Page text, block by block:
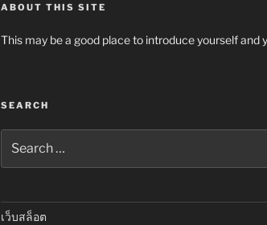
ABOUT THIS SITE
This may be a good place to introduce yourself and
SEARCH
for:
เว็บสล็อต